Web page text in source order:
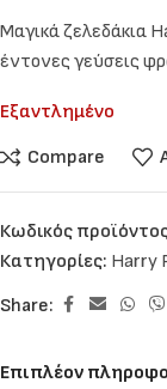
Μαγικά ζελεδάκια
έντονες γεύσεις
Εξαντλημένο
Compare
Κωδικός
Κατηγορίες: Harry
Share:
Επιπλέον